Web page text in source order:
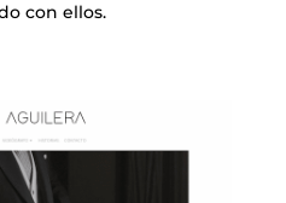
con ellos.